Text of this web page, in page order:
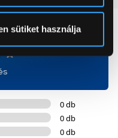
visszavonhatja a
k használatát.
sütiket használja
0 db
0 db
0 db